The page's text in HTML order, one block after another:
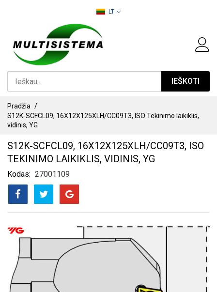
LT
IEŠKOTI
Pradžia
S12K-SCFCL09, 16X12X125XLH/CC09T3, ISO Tekinimo laikiklis,
vidinis, YG
S12K-SCFCL09, 16X12X125XLH/CC09T3, ISO
TEKINIMO LAIKIKLIS, VIDINIS, YG
Kodas 27001109
PEREITI
PAVEIKSLĖLIŲ
GALERIJOS
PABAIGĄ